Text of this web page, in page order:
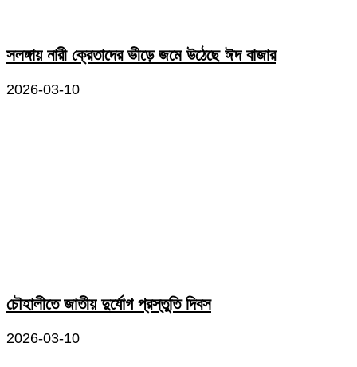
সলঙ্গায় নারী ক্রেতাদের ভীড়ে জমে উঠেছে ঈদ বাজার
2026-03-10
চৌহালীতে জাতীয় দুর্যোগ প্রস্তুতি দিবস
2026-03-10